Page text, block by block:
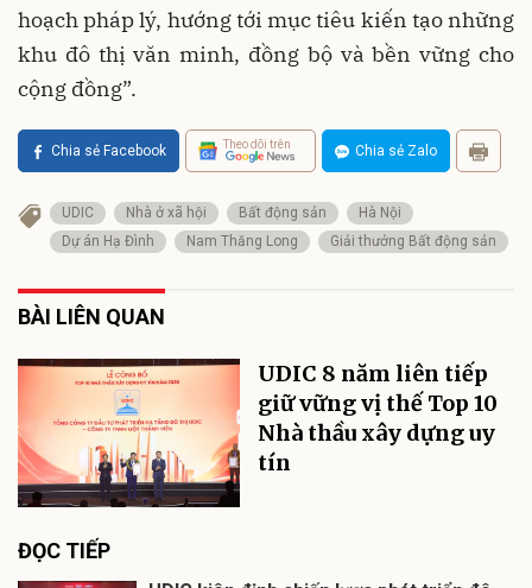
hoạch pháp lý, hướng tới mục tiêu kiến tạo những
khu đô thị văn minh, đồng bộ và bền vững cho
cộng đồng”.
Chia sẻ Facebook Theo dõi trên Chia sẻ Zalo
UDIC Nhà ở xã hội Bất động sản
Hà Nội
Dự án Hạ Đình
Nam Thăng Long Giải thưởng Bất động sản
BÀI LIÊN QUAN
UDIC 8 năm liên tiếp
giữ vững vị thế Top 10
Nhà thầu xây dựng uy
tín
ĐỌC TIẾP